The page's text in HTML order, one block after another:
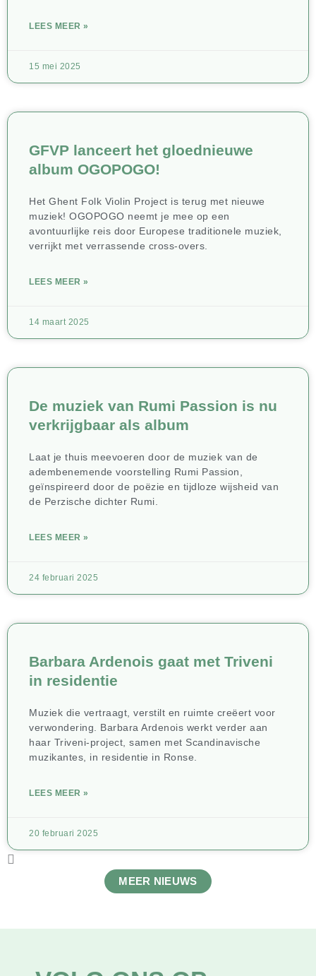
LEES MEER »
15 mei 2025
GFVP lanceert het gloednieuwe
album OGOPOGO!
Het Ghent Folk Violin Project is terug met nieuwe
muziek! OGOPOGO neemt je mee op een
avontuurlijke reis door Europese traditionele muziek,
verrijkt met verrassende cross-overs.
LEES MEER »
14 maart 2025
De muziek van Rumi Passion is nu
verkrijgbaar als album
Laat je thuis meevoeren door de muziek van de
adembenemende voorstelling Rumi Passion,
geïnspireerd door de poëzie en tijdloze wijsheid van
de Perzische dichter Rumi.
LEES MEER »
24 februari 2025
Barbara Ardenois gaat met Triveni
in residentie
Muziek die vertraagt, verstilt en ruimte creëert voor
verwondering. Barbara Ardenois werkt verder aan
haar Triveni-project, samen met Scandinavische
muzikantes, in residentie in Ronse.
LEES MEER »
20 februari 2025
MEER NIEUWS